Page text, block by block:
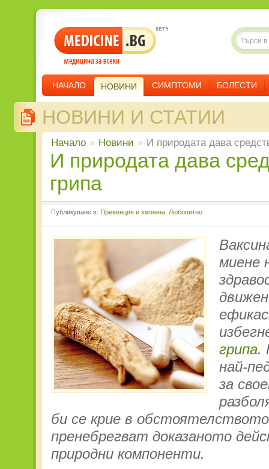
НАЧАЛО НОВИНИ СИМПТОМИ БОЛЕСТИ
НОВИНИ И СТАТИИ
Начало » Новини » И природата дава
И природата дава средства срещу
грипа
Публикувано в: Превенция и хигиена Любопитно
миене
грипа.
най-
за
би се крие в
пренебрегват доказаното
природни компоненти.